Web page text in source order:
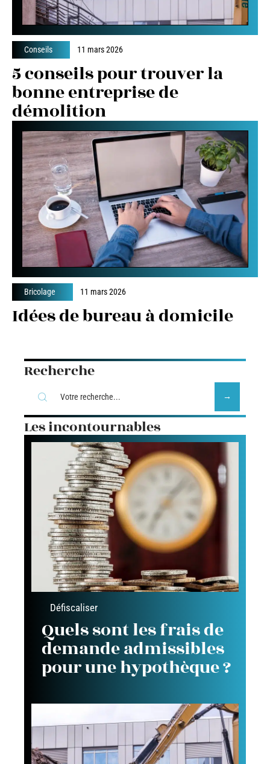
Conseils 11 mars 2026
5 conseils pour trouver la
bonne entreprise de
démolition
Bricolage 11 mars 2026
Idées de bureau à domicile
Recherche
Les incontournables
Défiscaliser
Quels sont les frais de
demande admissibles
pour une hypothèque ?